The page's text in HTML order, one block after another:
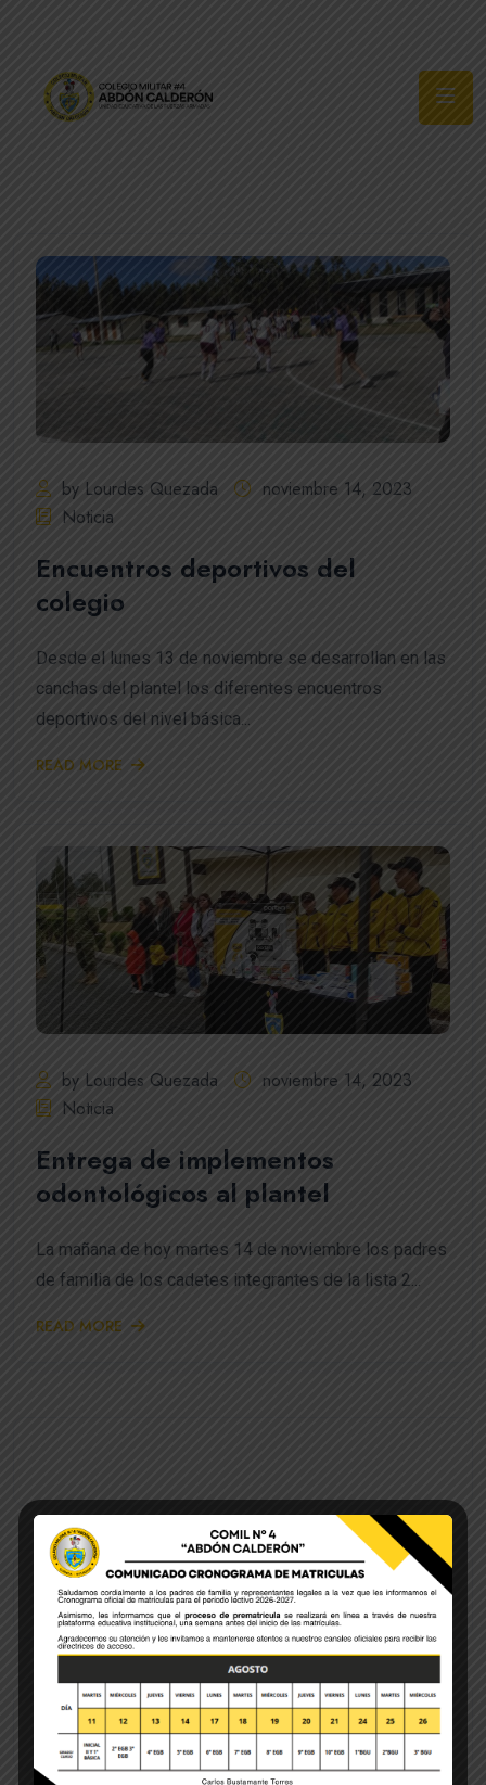
by Lourdes Quezada
noviembre 14, 2023
Noticia
Encuentros deportivos del
colegio
Desde el lunes 13 de noviembre se desarrollan en las
canchas del plantel los diferentes encuentros
deportivos del nivel básica...
READ MORE
by Lourdes Quezada
noviembre 14, 2023
Noticia
Entrega de implementos
odontológicos al plantel
La mañana de hoy martes 14 de noviembre los padres
de familia de los cadetes integrantes de la lista 2...
READ MORE